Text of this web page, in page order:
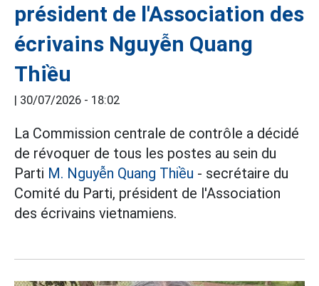
président de l'Association des
écrivains Nguyễn Quang
Thiều
| 30/07/2026 - 18:02
La Commission centrale de contrôle a décidé
de révoquer de tous les postes au sein du
Parti M. Nguyễn Quang Thiều - secrétaire du
Comité du Parti, président de l'Association
des écrivains vietnamiens.